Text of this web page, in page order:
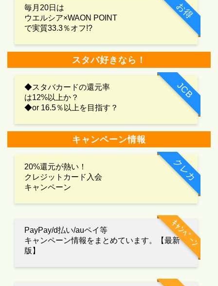
お得
毎月20日は
ウエルシア×WAON POINT
で実質33.3％オフ!?
スタバ好きなら！
JCB
◆スタバカードの還元率
は12%以上か？
◆or 16.5％以上を目指す？
キャンペーン情報
クレカ
20%還元が熱い！
クレジットカード入会
キャンペーン
ｷｬﾝﾍﾟｰﾝ
PayPay/d払い/auペイ等
キャンペーン情報をまとめています。【最新
版】